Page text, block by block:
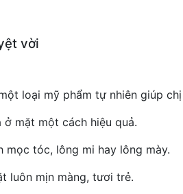
vời
loại mỹ phẩm tự nhiên giúp
mặt một cách hiệu quả.
mọc tóc, lông mi hay lông mày.
luôn mịn màng, tươi trẻ.